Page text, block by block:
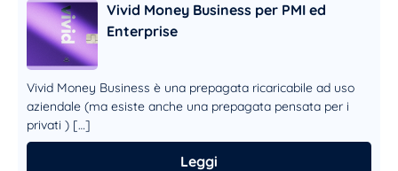
Vivid Money Business per PMI ed
Enterprise
Vivid Money Business è una prepagata ricaricabile ad uso
aziendale (ma esiste anche una prepagata pensata per i
privati ) […]
Leggi